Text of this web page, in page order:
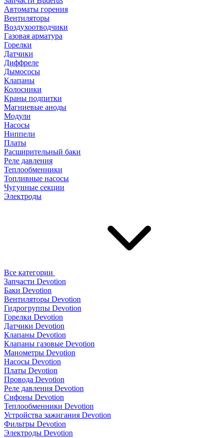
Автоматы горения
Вентиляторы
Воздухоотводчики
Газовая арматура
Горелки
Датчики
Диффреле
Дымососы
Клапаны
Колосники
Краны подпитки
Магниевые аноды
Модули
Насосы
Ниппели
Платы
Расширительный баки
Реле давления
Теплообменники
Топливные насосы
Чугунные секции
Электроды
Все категории
Запчасти Devotion
Баки Devotion
Вентиляторы Devotion
Гидрогруппы Devotion
Горелки Devotion
Датчики Devotion
Клапаны Devotion
Клапаны газовые Devotion
Манометры Devotion
Насосы Devotion
Платы Devotion
Провода Devotion
Реле давления Devotion
Сифоны Devotion
Теплообменники Devotion
Устройства зажигания Devotion
Фильтры Devotion
Электроды Devotion